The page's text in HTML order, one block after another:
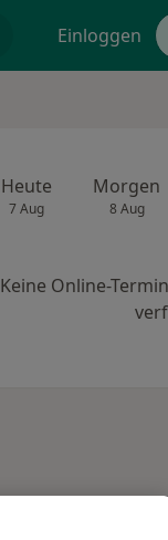
Einloggen
Heute
7 Aug
Morgen
8 Aug
Keine Online-